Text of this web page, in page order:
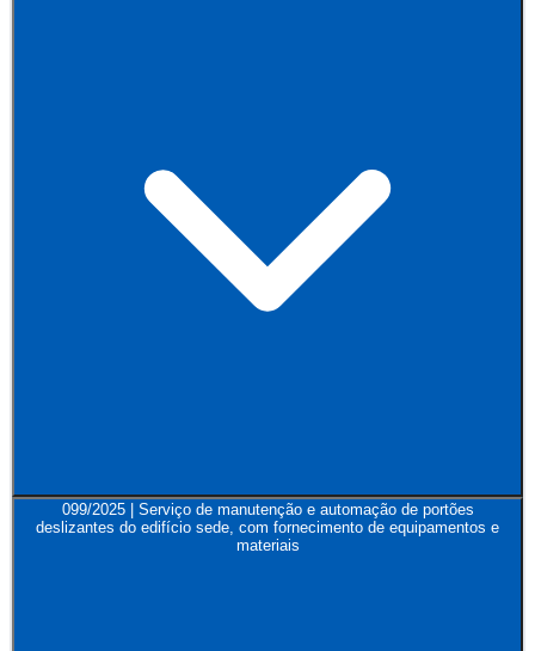
099/2025 | Serviço de manutenção e automação de portões
deslizantes do edifício sede, com fornecimento de equipamentos e
materiais